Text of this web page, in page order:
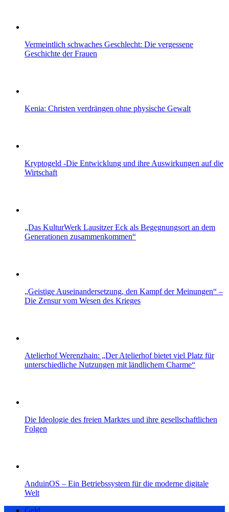
Vermeintlich schwaches Geschlecht: Die vergessene
Geschichte der Frauen
Kenia: Christen verdrängen ohne physische Gewalt
Kryptogeld -Die Entwicklung und ihre Auswirkungen auf die
Wirtschaft
„Das KulturWerk Lausitzer Eck als Begegnungsort an dem
Generationen zusammenkommen“
„Geistige Auseinandersetzung, den Kampf der Meinungen“ –
Die Zensur vom Wesen des Krieges
Atelierhof Werenzhain: „Der Atelierhof bietet viel Platz für
unterschiedliche Nutzungen mit ländlichem Charme“
Die Ideologie des freien Marktes und ihre gesellschaftlichen
Folgen
AnduinOS – Ein Betriebssystem für die moderne digitale
Welt
Geld